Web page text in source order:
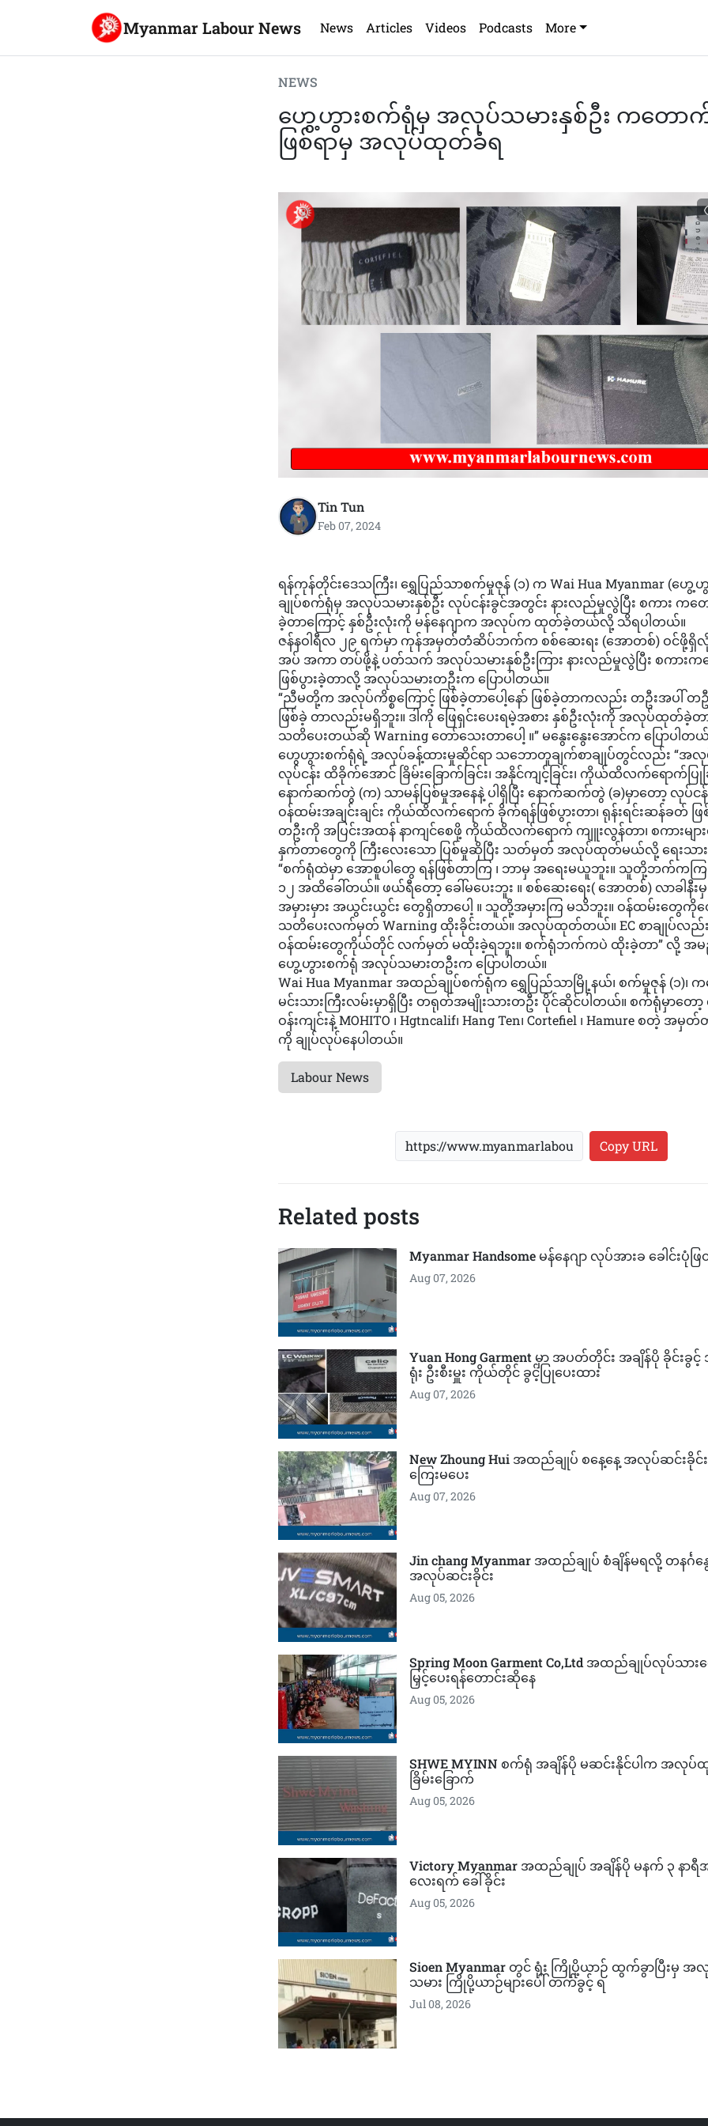
Myanmar Labour News News Articles Videos Podcasts More
NEWS
ဟွေ့ဟွားစက်ရုံမှ အလုပ်သမားနှစ်ဦး ကတော
ဖြစ်ရာမှ အလုပ်ထုတ်ခံရ
Tin Tun
Feb 07, 2024
ရန်ကုန်တိုင်းဒေသကြီး၊ ရွှေပြည်သာစက်မှုဇုန် (၁) က Wai Hua Myanmar (ဟွ
ချုပ်စက်ရုံမှ အလုပ်သမားနှစ်ဦး လုပ်ငန်းခွင်အတွင်း နားလည်မှုလွဲပြီး စကား ကတ
ခဲ့တာကြောင့် နှစ်ဦးလုံးကို မန်နေဂျာက အလုပ်က ထုတ်ခဲ့တယ်လို့ သိရပါတယ်။
ဇန်နဝါရီလ ၂၉ ရက်မှာ ကုန်အမှတ်တံဆိပ်ဘက်က စစ်ဆေးရး (အောတစ်) ဝင်ဖို့ရှိ
အပ် အကာ တပ်ဖို့နဲ့ ပတ်သက် အလုပ်သမားနှစ်ဦးကြား နားလည်မှုလွဲပြီး စကား
ဖြစ်ပွားခဲ့တာလို့ အလုပ်သမားတဦးက ပြောပါတယ်။
“ညီမတို့က အလုပ်ကိစ္စကြောင့် ဖြစ်ခဲ့တာပေါ့နော် ဖြစ်ခဲ့တာကလည်း တဦးအပါ် တဦး
ဖြစ်ခဲ့ တာလည်းမရှိဘူး။ ဒါကို ဖြေရှင်းပေးရမဲ့အစား နှစ်ဦးလုံးကို အလုပ်ထုတ်ခဲ့တာ
သတိပေးတယ်ဆို Warning တော်သေးတာပေါ့ ။” မနွေးနွေးအောင်က ပြောပါတ
ဟွေဟွားစက်ရုံရဲ့ အလုပ်ခန့်ထားမှုဆိုင်ရာ သဘောတူချက်စာချုပ်တွင်လည်း “အလု
လုပ်ငန်း ထိခိုက်အောင် ခြိမ်းခြောက်ခြင်း၊ အနိုင်ကျင့်ခြင်း၊ ကိုယ်ထိလက်ရောက်ပြုခ
နောက်ဆက်တွဲ (က) သာမန်ပြစ်မှုအနေနဲ့ ပါရှိပြီး နောက်ဆက်တွဲ (ခ)မှာတော့ လုပ်င
ဝန်ထမ်းအချင်းချင်း ကိုယ်ထိလက်ရောက် ခိုက်ရန်ဖြစ်ပွားတာ၊ ရုန်းရင်းဆန်ခတ် ဖ
တဦးကို အပြင်းအထန် နာကျင်စေဖို့ ကိုယ်ထိလက်ရောက် ကျူးလွန်တာ၊ စကားများ
နှက်တာတွေကို ကြီးလေးသော ပြစ်မှုဆိုပြီး သတ်မှတ် အလုပ်ထုတ်မယ်လို့ ရေးသား
“စက်ရုံထဲမှာ အောစူပါတွေ ရန်ဖြစ်တာကြ ၊ ဘာမှ အရေးမယူဘူး။ သူတို့ဘက်ကက
၁၂ အထိခေါ်တယ်။ ဖယ်ရီတော့ ခေါ်မပေးဘူး ။ စစ်ဆေးရေး( အောတစ်) လာခါနီး
အမှားမှား အယွင်းယွင်း တွေရှိတာပေါ့ ။ သူတို့အမှားကြ မသိဘူး။ ဝန်ထမ်းတွေ
သတိပေးလက်မှတ် Warning ထိုးခိုင်းတယ်။ အလုပ်ထုတ်တယ်။ EC စာချုပ်လည်
ဝန်ထမ်းတွေကိုယ်တိုင် လက်မှတ် မထိုးခဲ့ရဘူး။ စက်ရုံဘက်ကပဲ ထိုးခဲ့တာ” လို့ အ
ဟွေ့ဟွားစက်ရုံ အလုပ်သမားတဦးက ပြောပါတယ်။
Wai Hua Myanmar အထည်ချုပ်စက်ရုံက ရွှေပြည်သာမြို့နယ်၊ စက်မှုဇုန် (၁)၊ က
မင်းသားကြီးလမ်းမှာရှိပြီး တရုတ်အမျိုးသားတဦး ပိုင်ဆိုင်ပါတယ်။ စက်ရုံမှာတေ
ဝန်းကျင်းနဲ့ MOHITO ၊ Hgtncalif၊ Hang Ten၊ Cortefiel ၊ Hamure စတဲ့
ကို ချုပ်လုပ်နေပါတယ်။
Labour News
Copy URL
Related posts
Myanmar Handsome မန်နေဂျာ လုပ်အားခ ခေါင်းပုံဖ
Aug 07, 2026
Yuan Hong Garment မှာ အပတ်တိုင်း အချိန်ပို ခိုင်းခွ
ရုံး ဦးစီးမှူး ကိုယ်တိုင် ခွင့်ပြုပေးထား
Aug 07, 2026
New Zhoung Hui အထည်ချုပ် စနေ့နေ့ အလုပ်ဆင်းခိုင်း
ကြေးမပေး
Aug 07, 2026
Jin chang Myanmar အထည်ချုပ် စံချိန်မရလို့ တနင်္ဂ
အလုပ်ဆင်းခိုင်း
Aug 05, 2026
Spring Moon Garment Co,Ltd အထည်ချုပ်လုပ်သာ
မြှင့်ပေးရန်တောင်းဆိုနေ
Aug 05, 2026
SHWE MYINN စက်ရုံ အချိန်ပို မဆင်းနိုင်ပါက အ
ခြိမ်းခြောက်
Aug 05, 2026
Victory Myanmar အထည်ချုပ် အချိန်ပို မနက် ၃ န
လေးရက် ခေါ်ခိုင်း
Aug 05, 2026
Sioen Myanmar တွင် ရုံး ကြိုပို့ယာဉ် ထွက်ခွာပြီးမှ အ
သမား ကြိုပို့ယာဉ်များပေါ် တက်ခွင့် ရ
Jul 08, 2026